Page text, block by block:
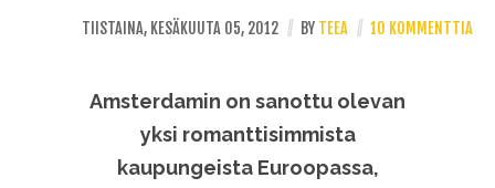
TIISTAINA, KESÄKUUTA 05, 2012 // BY TEEA // 10 KOMMENTTIA
Amsterdamin on sanottu olevan
yksi romanttisimmista
kaupungeista Euroopassa,